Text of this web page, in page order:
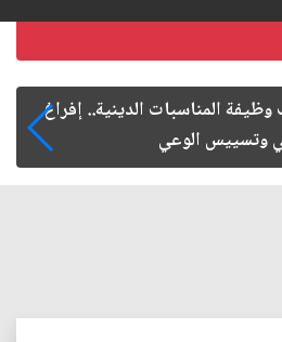
من الفاعلية المجتمعية إلى المواطنة